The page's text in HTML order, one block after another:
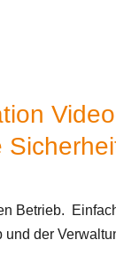
Betrieb.
der